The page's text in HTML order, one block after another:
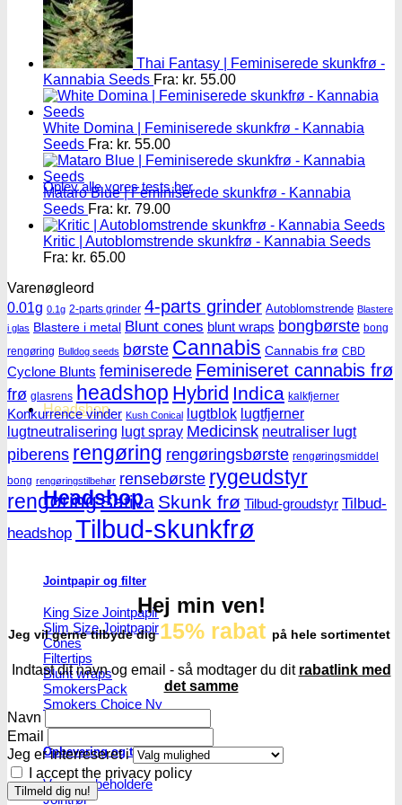
Oplev alle vores tests her
Headshop
Headshop
Jointpapir og filter
King Size Jointpapir
Slim Size Jointpapir
Cones
Filtertips
Blunt wraps
SmokersPack
Smokers Choice
Opbevaring og transport
Vacuum beholdere
Jointrør
Thai Fantasy | Feminiserede skunkfrø -
Kannabia Seeds Fra: kr. 55.00
White Domina | Feminiserede skunkfrø - Kannabia
Seeds Fra: kr. 55.00
Mataro Blue | Feminiserede skunkfrø - Kannabia
Seeds Fra: kr. 79.00
Kritic | Autoblomstrende skunkfrø - Kannabia Seeds
Fra: kr. 65.00
Varenøgleord
0.01g 0.1g 2-parts grinder 4-parts grinder Autoblomstrende Blastere
i glas Blastere i metal Blunt cones blunt wraps bongbørste bong
rengøring Bulldog seeds børste Cannabis Cannabis frø CBD
Cyclone Blunts feminiserede Feminiseret cannabis frø
frø glasrens headshop Hybrid Indica kalkfjerner
Konkurrence vinder Kush Conical lugtblok lugtfjerner
lugtneutralisering lugt spray Medicinsk neutraliser lugt
piberens rengøring rengøringsbørste rengøringsmiddel
bong rengøringstilbehør rensebørste rygeudstyr
rengøringSativa Skunk frø Tilbud-groudstyr Tilbud-
headshop Tilbud-skunkfrø
Hej min ven!
Jeg vil gerne tilbyde dig15% rabat på hele sortimentet
Indtast dit navn og email - så modtager du dit rabatlink med
det samme
Navn
Email
Jeg er interreseret i
I accept the privacy policy